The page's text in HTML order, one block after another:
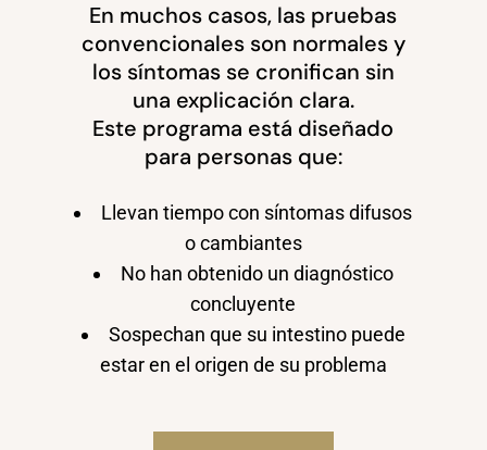
En muchos casos, las pruebas
convencionales son normales y
los síntomas se cronifican sin
una explicación clara.
Este programa está diseñado
para personas que:
Llevan tiempo con síntomas difusos
o cambiantes
No han obtenido un diagnóstico
concluyente
Sospechan que su intestino puede
estar en el origen de su problema